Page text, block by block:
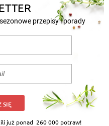
przepisy i porady
SIĘ
już ponad 260 000 potraw!